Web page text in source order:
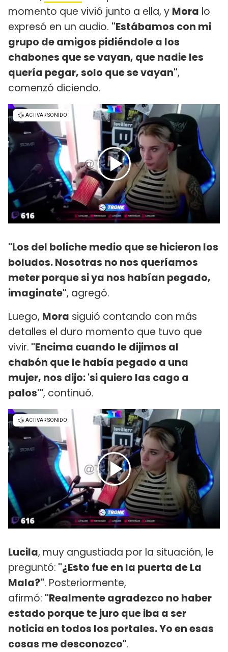
momento que vivió junto a ella, y Mora lo
expresó en un audio. "Estábamos con mi
grupo de amigos pidiéndole a los
chabones que se vayan, que nadie les
quería pegar, solo que se vayan",
comenzó diciendo.
"Los del boliche medio que se hicieron los
boludos. Nosotras no nos queríamos
meter porque si ya nos habían pegado,
imaginate", agregó.
Luego, Mora siguió contando con más
detalles el duro momento que tuvo que
vivir. "Encima cuando le dijimos al
chabón que le había pegado a una
mujer, nos dijo: 'si quiero las cago a
palos'", continuó.
Lucila, muy angustiada por la situación, le
preguntó: "¿Esto fue en la puerta de La
Mala?". Posteriormente,
afirmó: "Realmente agradezco no haber
estado porque te juro que iba a ser
noticia en todos los portales. Yo en esas
cosas me desconozco".